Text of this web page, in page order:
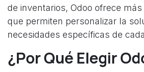
de inventarios, Odoo ofrece
que permiten personalizar la
necesidades específicas de
¿Por Qué Elegir